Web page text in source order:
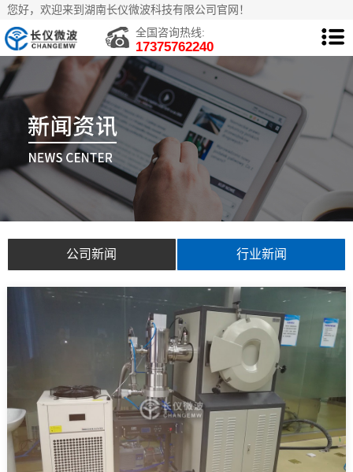
您好，欢迎来到湖南长仪微波科技有限公司官网！
全国咨询热线:
17375762240
公司新闻 行业新闻